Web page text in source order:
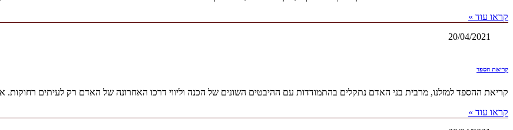
קראו עוד »
20/04/2021
קריאת הספד
קריאת ההספד למזלנו, מרבית בני האדם נתקלים בהתמודדות עם ההיבטים השונים של הכנה וליווי דרכו האחרונה של האדם רק לעיתים רחוקות.
קראו עוד »